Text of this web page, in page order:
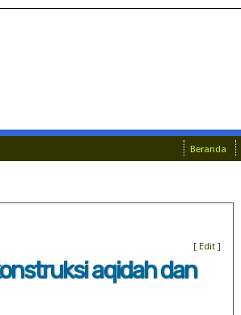
Beranda
[ Edit]
aqidah dan